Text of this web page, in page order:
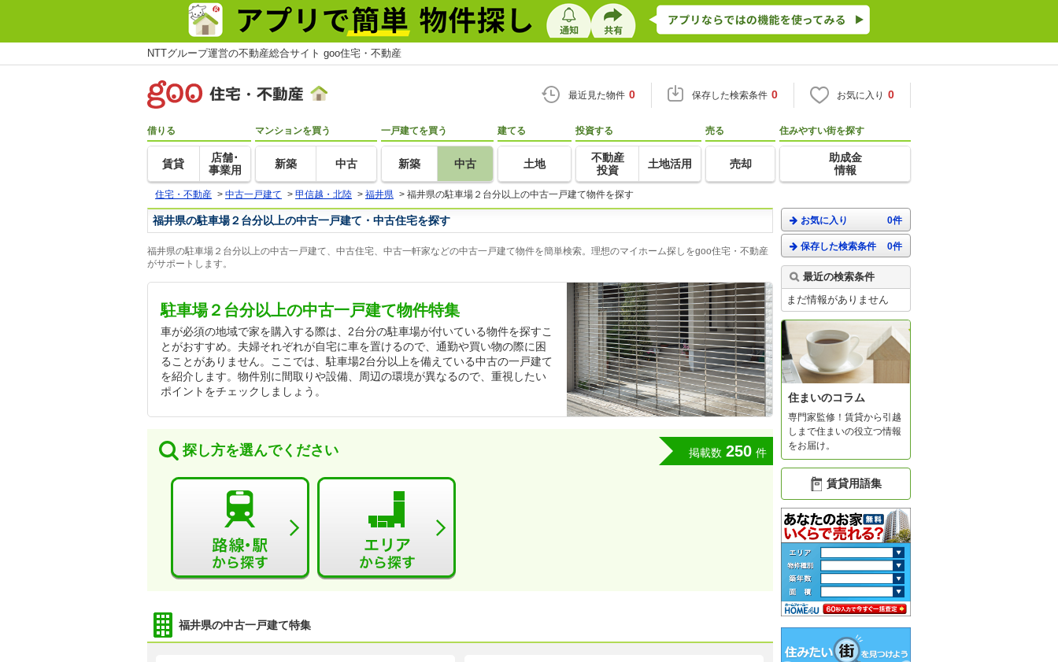
NTTグループ運営の不動産総合サイト goo住宅・不動産
最近見た物件 0 保存した検索条件 0 お気に入り 0
借りる
賃貸
店舗･
事業用
マンションを買う
新築 中古
一戸建てを買う
新築 中古
建てる
土地
投資する
不動産
投資
土地活用
売る
売却
住みやすい街を探す
助成金
情報
住宅・不動産 > 中古一戸建て > 甲信越・北陸 > 福井県 > 福井県の駐車場２台分以上の中古一戸建て物件を探す
福井県の駐車場２台分以上の中古一戸建て・中古住宅を探す
福井県の駐車場２台分以上の中古一戸建て、中古住宅、中古一軒家などの中古一戸建て物件を簡単検索。理想のマイホーム探しをgoo住宅・不動産
がサポートします。
駐車場２台分以上の中古一戸建て物件特集
車が必須の地域で家を購入する際は、2台分の駐車場が付いている物件を探すこ
とがおすすめ。夫婦それぞれが自宅に車を置けるので、通勤や買い物の際に困
ることがありません。ここでは、駐車場2台分以上を備えている中古の一戸建て
を紹介します。物件別に間取りや設備、周辺の環境が異なるので、重視したい
ポイントをチェックしましょう。
探し方を選んでください 掲載数 250 件
福井県の中古一戸建て特集
お気に入り 0件
保存した検索条件 0件
最近の検索条件
まだ情報がありません
住まいのコラム
専門家監修！賃貸から引越
しまで住まいの役立つ情報
をお届け。
賃貸用語集